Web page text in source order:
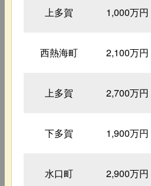
上多賀 1,000万円
西熱海町 2,100万円
上多賀 2,700万円
下多賀 1,900万円
水口町 2,900万円